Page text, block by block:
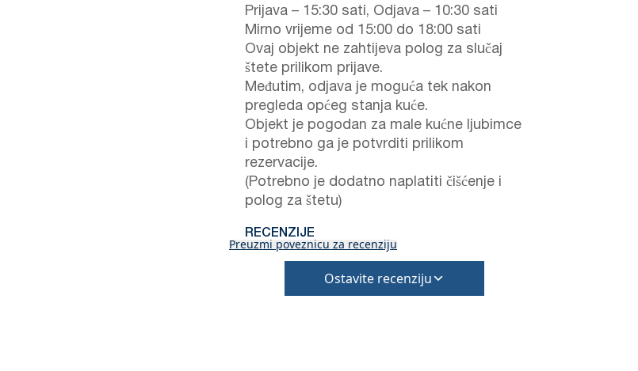
Prijava – 15:30 sati, Odjava – 10:30 sati
Mirno vrijeme od 15:00 do 18:00 sati
Ovaj objekt ne zahtijeva polog za slučaj
štete prilikom prijave.
Međutim, odjava je moguća tek nakon
pregleda općeg stanja kuće.
Objekt je pogodan za male kućne ljubimce
i potrebno ga je potvrditi prilikom
rezervacije.
(Potrebno je dodatno naplatiti čišćenje i
polog za štetu)
RECENZIJE
Preuzmi poveznicu za recenziju
Ostavite recenziju